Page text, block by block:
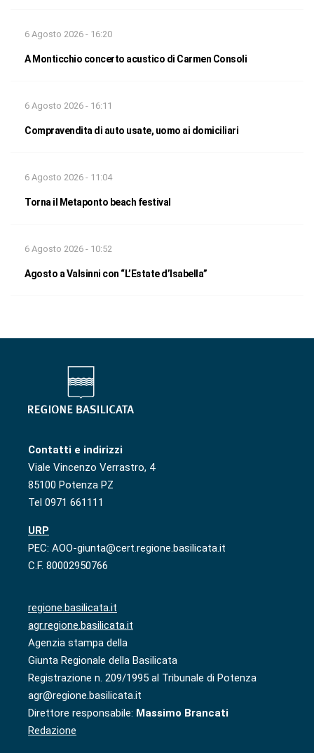
6 Agosto 2026 - 16:20
A Monticchio concerto acustico di Carmen Consoli
6 Agosto 2026 - 16:11
Compravendita di auto usate, uomo ai domiciliari
6 Agosto 2026 - 11:04
Torna il Metaponto beach festival
6 Agosto 2026 - 10:52
Agosto a Valsinni con “L’Estate d’Isabella”
Contatti e indirizzi
Viale Vincenzo Verrastro, 4
85100 Potenza PZ
Tel 0971 661111
URP
PEC: AOO-giunta@cert.regione.basilicata.it
C.F. 80002950766
regione.basilicata.it
agr.regione.basilicata.it
Agenzia stampa della
Giunta Regionale della Basilicata
Registrazione n. 209/1995 al Tribunale di Potenza
agr@regione.basilicata.it
Direttore responsabile: Massimo Brancati
Redazione